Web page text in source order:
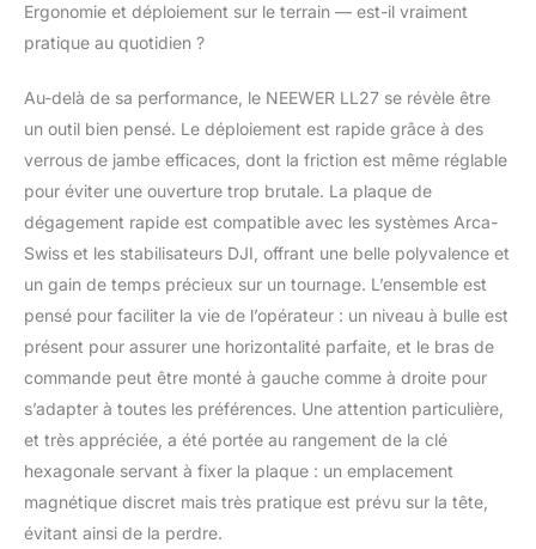
ce trépied vidéo
numériques, appareils
photo sans miroir,
caméscopes et
télescopes. Un trou
de 6,35 mm pour les
accessoires et
appareils externes tels
que les bras magiques,
les moniteurs, les
téléphones portables,
les microphones, les
lampes vidéo, etc.
Ergonomie et déploiement sur le terrain — est-il vraiment
pratique au quotidien ?
Au-delà de sa performance, le NEEWER LL27 se révèle être
un outil bien pensé. Le déploiement est rapide grâce à des
verrous de jambe efficaces, dont la friction est même réglable
pour éviter une ouverture trop brutale. La plaque de
dégagement rapide est compatible avec les systèmes Arca-
Swiss et les stabilisateurs DJI, offrant une belle polyvalence et
un gain de temps précieux sur un tournage. L’ensemble est
pensé pour faciliter la vie de l’opérateur : un niveau à bulle est
présent pour assurer une horizontalité parfaite, et le bras de
commande peut être monté à gauche comme à droite pour
s’adapter à toutes les préférences. Une attention particulière,
et très appréciée, a été portée au rangement de la clé
hexagonale servant à fixer la plaque : un emplacement
magnétique discret mais très pratique est prévu sur la tête,
évitant ainsi de la perdre.